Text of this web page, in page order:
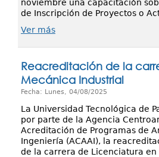
noviembre una capacitación
de Inscripción de Proyectos o
Ver más
Reacreditación de la
Mecánica Industrial
Fecha: Lunes, 04/08/2025
La Universidad Tecnológica de
por parte de la Agencia
Acreditación de Programas de
Ingeniería (ACAAI), la
de la carrera de Licenciatura